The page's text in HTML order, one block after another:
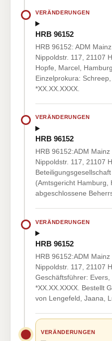
VERÄNDERUNGEN
HRB 96152
HRB 96152: ADM
Nippoldstr. 117, 21107
Hopfe, Marcel,
Einzelprokura:
*XX.XX.XXXX.
VERÄNDERUNGEN
HRB 96152
HRB 96152:ADM
Nippoldstr. 117, 21107
(Amtsgericht Hamburg,
abgeschlossene
VERÄNDERUNGEN
HRB 96152
HRB 96152:ADM Mainz
Nippoldstr. 117, 21107
Geschäftsführer: Evers,
*XX.XX.XXXX. Bestellt
von Lengefeld, Jaana,
VERÄNDERUNGEN